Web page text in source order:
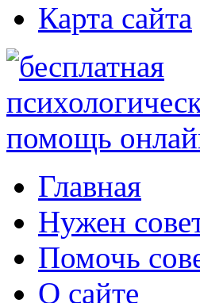
Карта сайта
Главная
Нужен
Помочь
О сайте